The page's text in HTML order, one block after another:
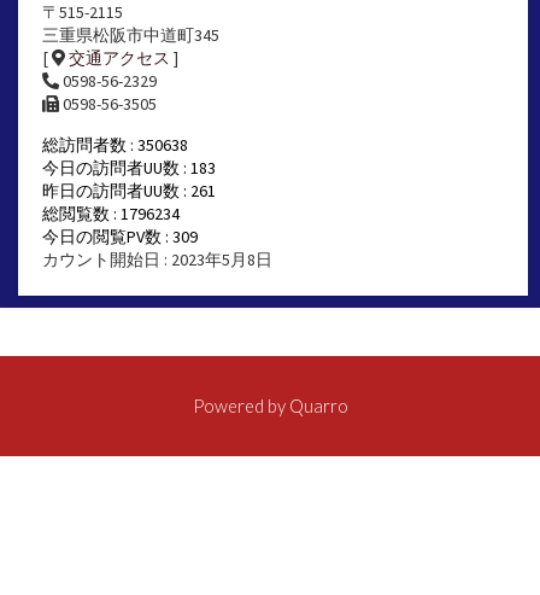
〒515-2115
三重県松阪市中道町345
[
交通アクセス ]
0598-56-2329
0598-56-3505
総訪問者数 : 350638
今日の訪問者UU数 : 183
昨日の訪問者UU数 : 261
総閲覧数 : 1796234
今日の閲覧PV数 : 309
カウント開始日 : 2023年5月8日
Powered by Quarro